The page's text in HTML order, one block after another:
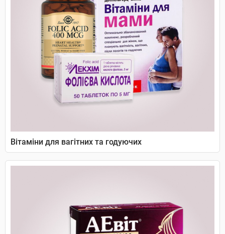
Вітаміни для вагітних та годуючих